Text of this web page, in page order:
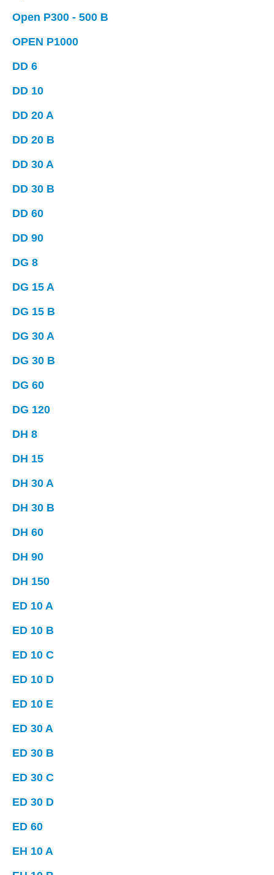
Open P300 - 500 B
OPEN P1000
DD 6
DD 10
DD 20 A
DD 20 B
DD 30 A
DD 30 B
DD 60
DD 90
DG 8
DG 15 A
DG 15 B
DG 30 A
DG 30 B
DG 60
DG 120
DH 8
DH 15
DH 30 A
DH 30 B
DH 60
DH 90
DH 150
ED 10 A
ED 10 B
ED 10 C
ED 10 D
ED 10 E
ED 30 A
ED 30 B
ED 30 C
ED 30 D
ED 60
EH 10 A